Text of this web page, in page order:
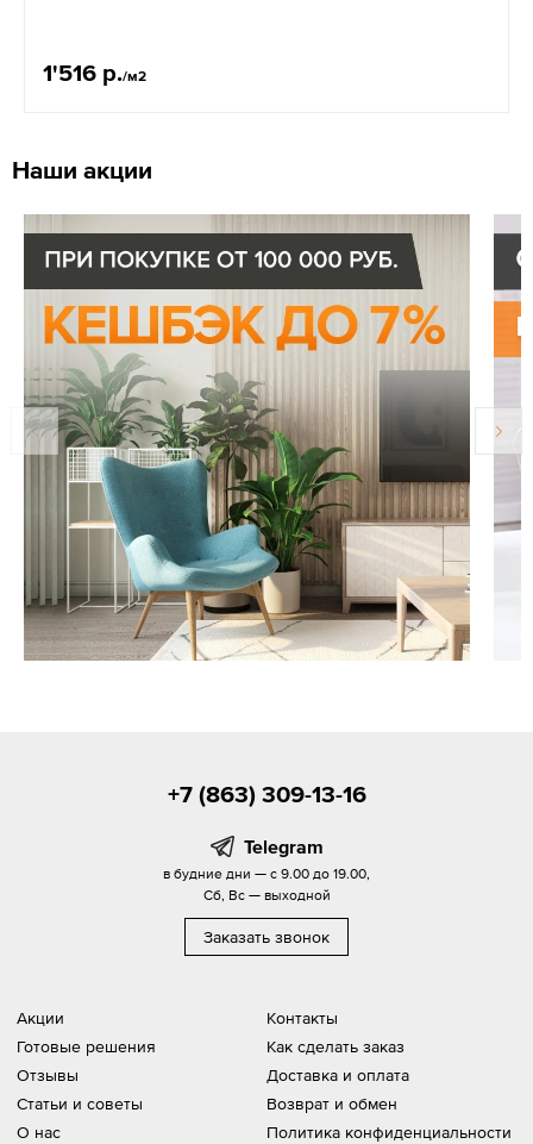
1'516 р./м2
Наши акции
Акции
Готовые решения
Отзывы
Статьи и советы
О нас
Контакты
Как сделать заказ
Доставка и оплата
Возврат и обмен
Политика конфиденциальности
+7 (863) 309-13-16
Telegram
в будние дни — с 9.00 до 19.00,
Сб, Вс — выходной
Заказать звонок